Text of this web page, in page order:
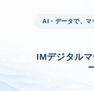
AI・データで、マ
IMデジタル